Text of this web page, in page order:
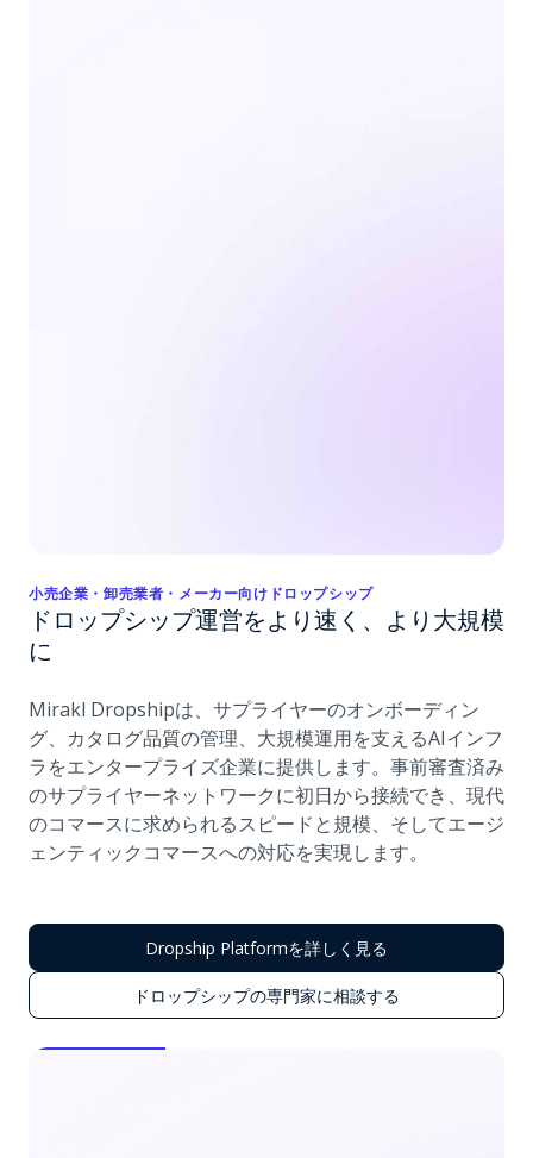
小売企業・卸売業者・メーカー向けドロップシップ
ドロップシップ運営をより速く、より大規模
に
Mirakl Dropshipは、サプライヤーのオンボーディン
グ、カタログ品質の管理、大規模運用を支えるAIインフ
ラをエンタープライズ企業に提供します。事前審査済み
のサプライヤーネットワークに初日から接続でき、現代
のコマースに求められるスピードと規模、そしてエージ
ェンティックコマースへの対応を実現します。
Dropship Platformを詳しく見る
ドロップシップの専門家に相談する